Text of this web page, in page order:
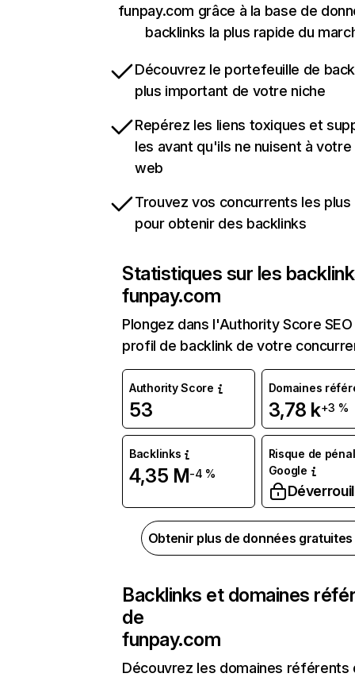
funpay.com grâce à la base de
backlinks la plus rapide du
Découvrez le portefeuille de
plus important de votre niche
Repérez les liens toxiques et
les avant qu'ils ne nuisent à
web
Trouvez vos concurrents les
pour obtenir des backlinks
Statistiques sur les
funpay.com
Plongez dans l'Authority Score
profil de backlink de votre
Authority Score
53
Domaines
3,78 k+3 %
Backlinks
4,35 M-4 %
Risque de
Google
Obtenir plus de données
Backlinks et domaines
de
funpay.com
Découvrez les domaines référents